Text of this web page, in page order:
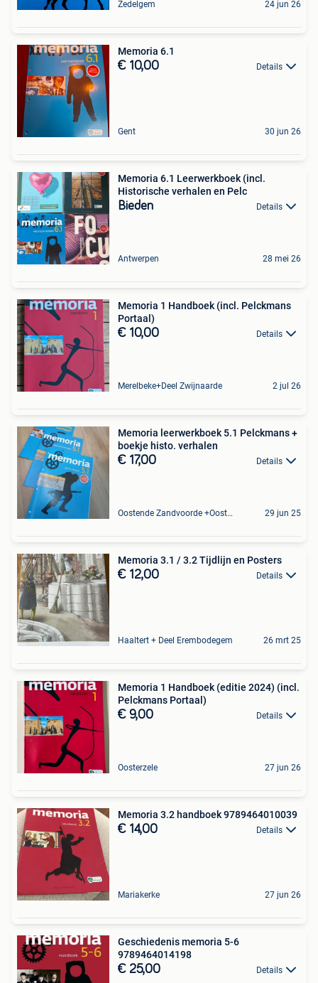
Zedelgem 24 jun 26
Memoria 6.1
€ 10,00 Details
Gent 30 jun 26
Memoria 6.1 Leerwerkboek (incl.
Historische verhalen en Pelc
Bieden Details
Antwerpen 28 mei 26
Memoria 1 Handboek (incl. Pelckmans
Portaal)
€ 10,00 Details
Merelbeke+Deel Zwijnaarde 2 jul 26
Memoria leerwerkboek 5.1 Pelckmans +
boekje histo. verhalen
€ 17,00 Details
Oostende Zandvoorde +Oostende 29 jun 25
Memoria 3.1 / 3.2 Tijdlijn en Posters
€ 12,00 Details
Haaltert + Deel Erembodegem 26 mrt 25
Memoria 1 Handboek (editie 2024) (incl.
Pelckmans Portaal)
€ 9,00 Details
Oosterzele 27 jun 26
Memoria 3.2 handboek 9789464010039
€ 14,00 Details
Mariakerke 27 jun 26
Geschiedenis memoria 5-6
9789464014198
€ 25,00 Details